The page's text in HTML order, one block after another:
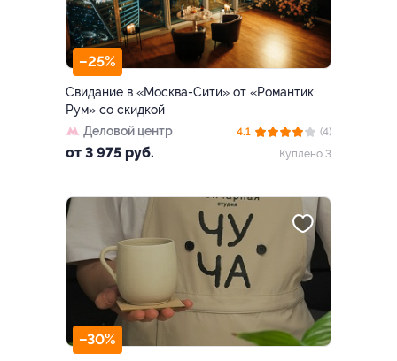
–25%
Свидание в «Москва-Сити» от «Романтик
Рум» со скидкой
Деловой центр
от 3 975 руб.
4.1
(4)
Куплено 3
–30%